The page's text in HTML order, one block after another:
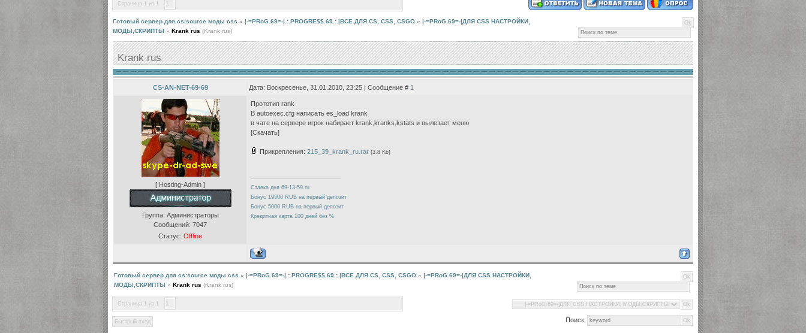
Страница 1 из 1 1
Готовый сервер для cs:source моды css » |-=PRoG.69=-|.:.PROGRE$$.69.:.|ВСЕ ДЛЯ CS, CSS, CSGO » |-=PRoG.69=-|ДЛЯ CSS НАСТРОЙКИ,
МОДЫ,СКРИПТЫ » Krank rus (Krank rus)
Krank rus
CS-AN-NET-69-69 Дата: Воскресенье, 31.01.2010, 23:25 | Сообщение # 1
[ Hosting-Admin ]
Группа: Администраторы
Сообщений: 7047
Статус: Offline
Прототип rank
В autoexec.cfg написать es_load krank
в чате на сервере игрок набирает krank,kranks,kstats и вылезает меню
[Скачать]
Прикрепления: 215_39_krank_ru.rar (3.8 Kb)
Ставка дня 69-13-59.ru
Бонус 19500 RUB на первый депозит
Бонус 5000 RUB на первый депозит
Кредитная карта 100 дней без %
Готовый сервер для cs:source моды css » |-=PRoG.69=-|.:.PROGRE$$.69.:.|ВСЕ ДЛЯ CS, CSS, CSGO » |-=PRoG.69=-|ДЛЯ CSS НАСТРОЙКИ,
МОДЫ,СКРИПТЫ » Krank rus (Krank rus)
Страница 1 из 1 1
Поиск: